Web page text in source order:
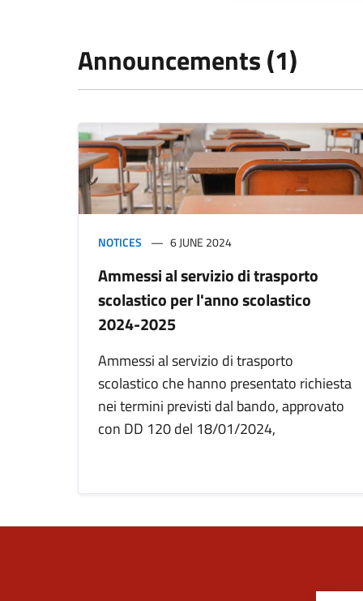
Announcements (1)
NOTICES 6 JUNE 2024
Ammessi al servizio di trasporto
scolastico per l'anno scolastico
2024-2025
Ammessi al servizio di trasporto
scolastico che hanno presentato richiesta
nei termini previsti dal bando, approvato
con DD 120 del 18/01/2024,